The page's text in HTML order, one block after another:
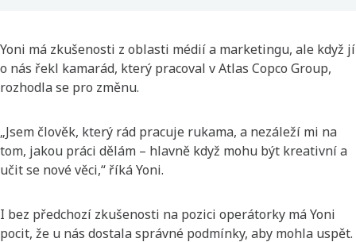
Yoni má zkušenosti z oblasti médií a marketingu, ale když jí
o nás řekl kamarád, který pracoval v Atlas Copco Group,
rozhodla se pro změnu.
„Jsem člověk, který rád pracuje rukama, a nezáleží mi na
tom, jakou práci dělám – hlavně když mohu být kreativní a
učit se nové věci,“ říká Yoni.
I bez předchozí zkušenosti na pozici operátorky má Yoni
pocit, že u nás dostala správné podmínky, aby mohla uspět.